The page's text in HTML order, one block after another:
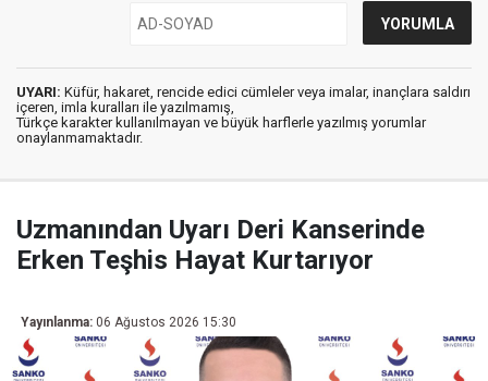
UYARI: Küfür, hakaret, rencide edici cümleler veya imalar, inançlara saldırı
içeren, imla kuralları ile yazılmamış,
Türkçe karakter kullanılmayan ve büyük harflerle yazılmış yorumlar
onaylanmamaktadır.
Uzmanından Uyarı Deri Kanserinde
Erken Teşhis Hayat Kurtarıyor
Yayınlanma: 06 Ağustos 2026 15:30